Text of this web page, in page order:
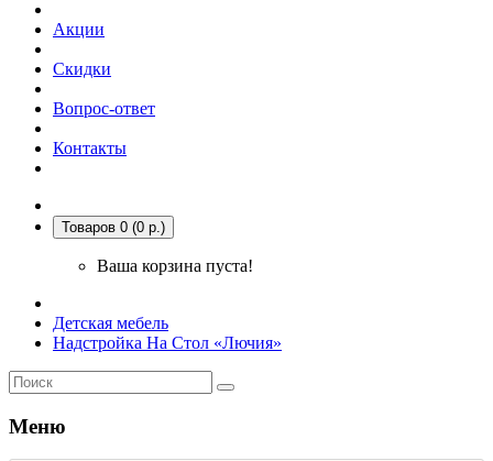
Акции
Скидки
Вопрос-ответ
Контакты
Товаров 0 (0 р.)
Ваша корзина пуста!
Детская мебель
Надстройка На Стол «Лючия»
Меню